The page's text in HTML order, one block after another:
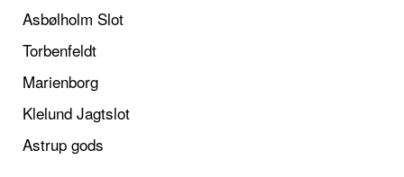
Asbølholm Slot
Torbenfeldt
Marienborg
Klelund Jagtslot
Astrup gods